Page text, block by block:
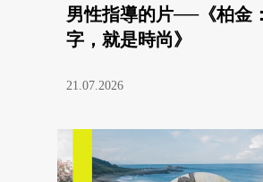
男性指導的片──《柏金
字，就是時尚》
21.07.2026